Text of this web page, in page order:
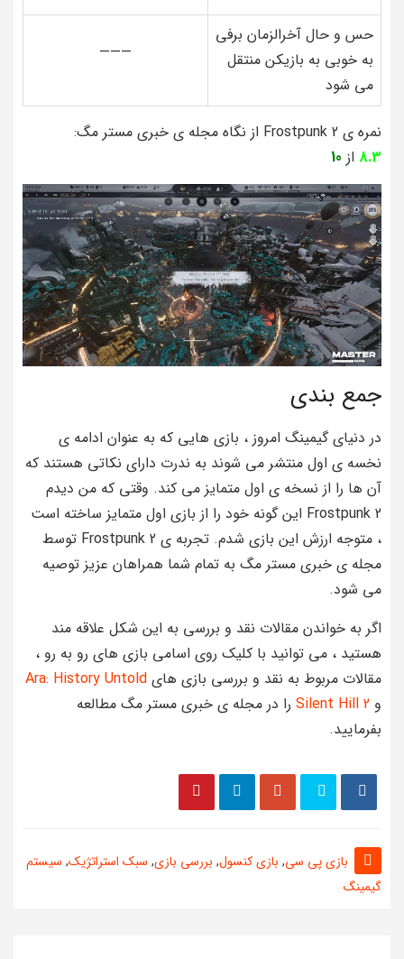
حس و حال آخرالزمان برفی
به خوبی به بازیکن منتقل
می شود
———
نمره ی Frostpunk 2 از نگاه مجله ی خبری مستر مگ:
8.3 از 10
جمع بندی
در دنیای گیمینگ امروز ، بازی هایی که به عنوان ادامه ی
نخسه ی اول منتشر می شوند به ندرت دارای نکاتی هستند که
آن ها را از نسخه ی اول متمایز می کند. وقتی که من دیدم
Frostpunk 2 این گونه خود را از بازی اول متمایز ساخته است
، متوجه ارزش این بازی شدم. تجربه ی Frostpunk 2 توسط
مجله ی خبری مستر مگ به تمام شما همراهان عزیز توصیه
می شود.
اگر به خواندن مقالات نقد و بررسی به این شکل علاقه مند
هستید ، می توانید با کلیک روی اسامی بازی های رو به رو ،
مقالات مربوط به نقد و بررسی بازی های Ara: History Untold
و Silent Hill 2 را در مجله ی خبری مستر مگ مطالعه
بفرمایید.
بازی پی سی, بازی کنسول, بررسی بازی, سبک استراتژیک, سیستم
گیمینگ